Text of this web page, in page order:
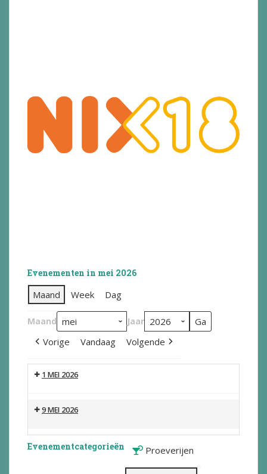
Evenementen in mei 2026
Maand Week Dag
Maand Jaar
Vorige Vandaag Volgende
1 MEI 2026
9 MEI 2026
Evenementcategorieën Proeverijen